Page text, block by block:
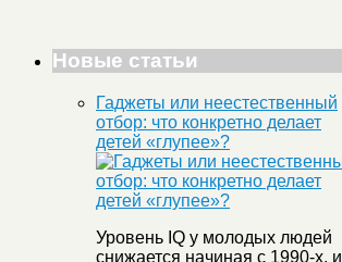
Новые статьи
Гаджеты или неестественный
отбор: что конкретно делает
детей «глупее»?
Уровень IQ у молодых людей
снижается начиная с 1990-х, и